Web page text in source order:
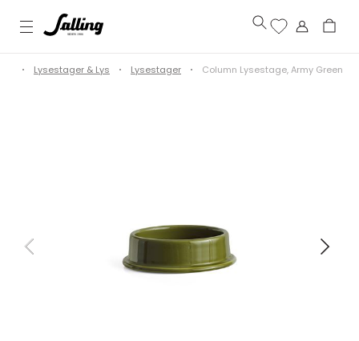
Lysestager & Lys Lysestager Column Lysestage, Army Green